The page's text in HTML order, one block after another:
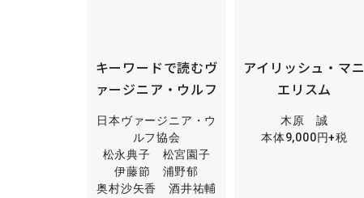
キーワードで読むヴ
ァージニア・ウルフ
日本ヴァージニア・ウ
ルフ協会
松永典子 松宮園子
伊藤節 浦野郁
奥村沙矢香 酒井祐輔
アイリッシュ・マニ
エリスム
木原 誠
本体9,000円+税